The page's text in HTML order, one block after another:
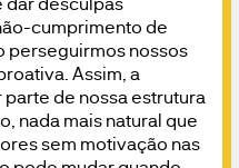
cumprimento de
perseguirmos nossos
Assim, a
de nossa estrutura
nada mais natural que
sem motivação nas